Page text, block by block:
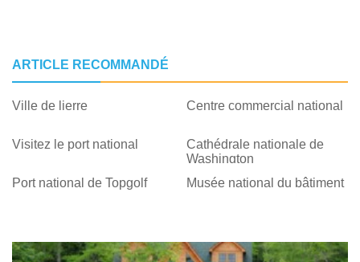
ARTICLE RECOMMANDÉ
Ville de lierre Centre commercial national
Visitez le port national
Cathédrale nationale de
Washington
Port national de Topgolf
Musée national du bâtiment